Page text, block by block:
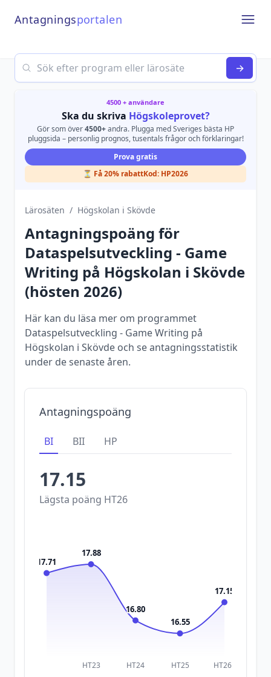
Antagningsportalen
Search
→
4500 + användare
Ska du skriva Högskoleprovet?
Gör som över4500+andra. Plugga med Sveriges bästa HP
pluggsida – personlig prognos, tusentals frågor och förklaringar!
Prova gratis
⏳ Få 20% rabattKod: HP2026
Lärosäten / Högskolan i Skövde
Antagningspoäng för
Dataspelsutveckling - Game
Writing på Högskolan i Skövde
(hösten 2026)
Här kan du läsa mer om programmet
Dataspelsutveckling - Game Writing på
Högskolan i Skövde och se antagningsstatistik
under de senaste åren.
Antagningspoäng
BI BII HP
17.15
Lägsta poäng HT26
HT23 HT24 HT25 HT26
17.71
17.88
16.80
16.55
17.15